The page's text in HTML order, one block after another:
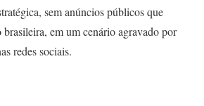
sem anúncios públicos que
brasileira, em um cenário agravado por
redes sociais.